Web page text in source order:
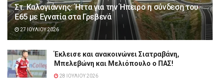
Στ. Καλογιάννης: Ήττα για την Ήπειρο η σύνδεση του
Ε65 με Εγνατία στα Γρεβενά
27 ΙΟΥΛΊΟΥ 2026
Έκλεισε και ανακοινώνει Σιατραβάνη,
Μπελεβώνη και Μελιόπουλο ο ΠΑΣ!
28 ΙΟΥΛΊΟΥ 2026